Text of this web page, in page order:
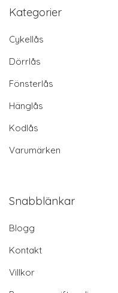
Kategorier
Cykellås
Dörrlås
Fönsterlås
Hänglås
Kodlås
Varumärken
Snabblänkar
Blogg
Kontakt
Villkor